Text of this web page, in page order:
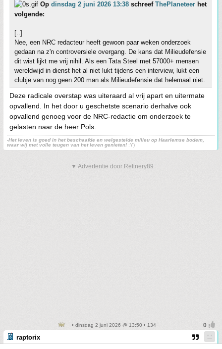
Op dinsdag 2 juni 2026 13:38 schreef ThePlaneteer het
volgende:
[..]
Nee, een NRC redacteur heeft gewoon paar weken onderzoek
gedaan na z'n controversiele overgang. De kans dat Milieudefensie
dit wist lijkt me vrij nihil. Als een Tata Steel met 57000+ mensen
wereldwijd in dienst het al niet lukt tijdens een interview, lukt een
clubje van nog geen 200 man als Milieudefensie dat helemaal niet.
Deze radicale overstap was uiteraard al vrij apart en uitermate
opvallend. In het door u geschetste scenario derhalve ook
opvallend genoeg voor de NRC-redactie om onderzoek te
gelasten naar de heer Pols.
-Het leven is goed in het beschaafde en welgestelde milieu op Haarlemse bodem,
waar wij met volle teugen van het leven genieten! :Y)
▼ Advertentie door Refinery89
• dinsdag 2 juni 2026 @ 13:50 • 134
raptorix